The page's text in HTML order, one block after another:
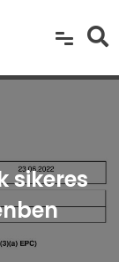
sikeres